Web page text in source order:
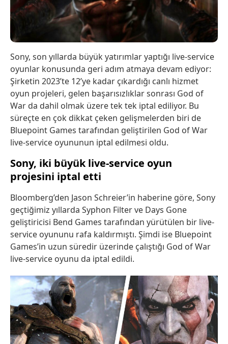
Sony, son yıllarda büyük yatırımlar yaptığı live-service
oyunlar konusunda geri adım atmaya devam ediyor:
Şirketin 2023’te 12’ye kadar çıkardığı canlı hizmet
oyun projeleri, gelen başarısızlıklar sonrası God of
War da dahil olmak üzere tek tek iptal ediliyor. Bu
süreçte en çok dikkat çeken gelişmelerden biri de
Bluepoint Games tarafından geliştirilen God of War
live-service oyununun iptal edilmesi oldu.
Sony, iki büyük live-service oyun
projesini iptal etti
Bloomberg’den Jason Schreier’in haberine göre, Sony
geçtiğimiz yıllarda Syphon Filter ve Days Gone
geliştiricisi Bend Games tarafından yürütülen bir live-
service oyununu rafa kaldırmıştı. Şimdi ise Bluepoint
Games’in uzun süredir üzerinde çalıştığı God of War
live-service oyunu da iptal edildi.